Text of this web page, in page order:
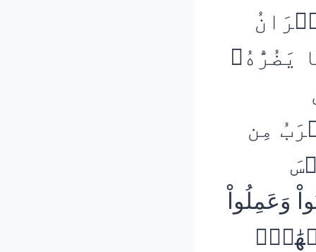
يَضُرُّهُۥ
مِن
وَعَمِلُواْ